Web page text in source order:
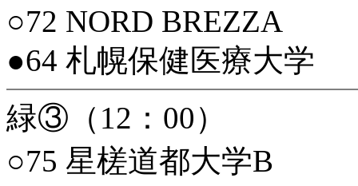
○72 NORD BREZZA
●64 札幌保健医療大学
緑③（12：00）
○75 星槎道都大学B